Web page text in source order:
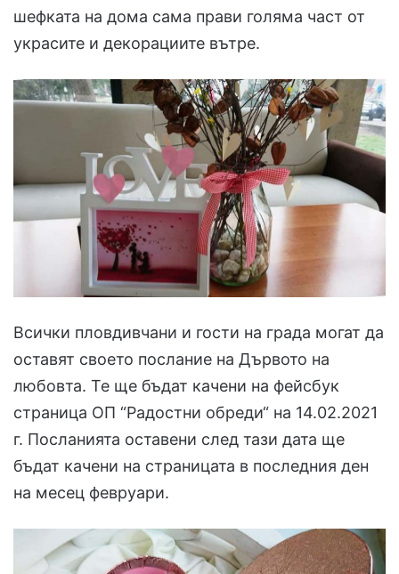
шефката на дома сама прави голяма част от
украсите и декорациите вътре.
Всички пловдивчани и гости на града могат да
оставят своето послание на Дървото на
любовта. Те ще бъдат качени на фейсбук
страница ОП “Радостни обреди“ на 14.02.2021
г. Посланията оставени след тази дата ще
бъдат качени на страницата в последния ден
на месец февруари.